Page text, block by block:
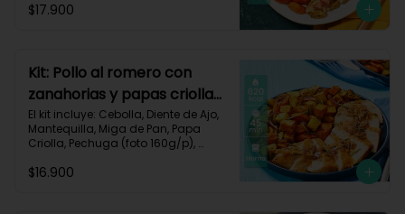
Monterey Jack, Tomate, Zanahoria,
Proteínas 39g
$17.900
Kit: Pollo al romero con
zanahorias y papas criollas
asadas-59
El kit incluye: Cebolla, Diente de Ajo,
Mantequilla, Miga de Pan, Papa
Criolla, Pechuga (foto 160g/p),
Impresa.
$16.900